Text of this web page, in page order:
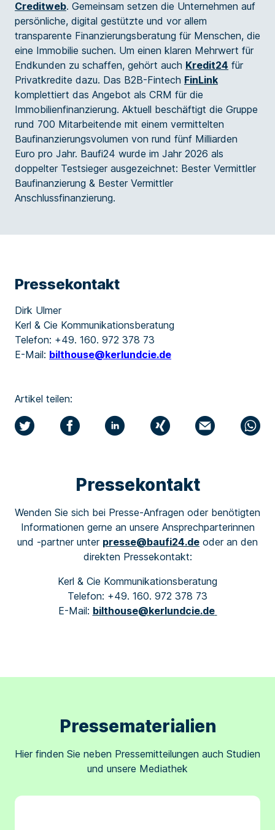
Creditweb. Gemeinsam setzen die Unternehmen auf
persönliche, digital gestützte und vor allem
transparente Finanzierungsberatung für Menschen, die
eine Immobilie suchen. Um einen klaren Mehrwert für
Endkunden zu schaffen, gehört auch Kredit24 für
Privatkredite dazu. Das B2B-Fintech FinLink
komplettiert das Angebot als CRM für die
Immobilienfinanzierung. Aktuell beschäftigt die Gruppe
rund 700 Mitarbeitende mit einem vermittelten
Baufinanzierungsvolumen von rund fünf Milliarden
Euro pro Jahr. Baufi24 wurde im Jahr 2026 als
doppelter Testsieger ausgezeichnet: Bester Vermittler
Baufinanzierung & Bester Vermittler
Anschlussfinanzierung.
Pressekontakt
Dirk Ulmer
Kerl & Cie Kommunikationsberatung
Telefon: +49. 160. 972 378 73
E-Mail: bilthouse@kerlundcie.de
Artikel teilen:
Pressekontakt
Wenden Sie sich bei Presse-Anfragen oder benötigten
Informationen gerne an unsere Ansprechparterinnen
und -partner unter presse@baufi24.de oder an den
direkten Pressekontakt:
Kerl & Cie Kommunikationsberatung
Telefon: +49. 160. 972 378 73
E-Mail: bilthouse@kerlundcie.de
Pressematerialien
Hier finden Sie neben Pressemitteilungen auch Studien
und unsere Mediathek